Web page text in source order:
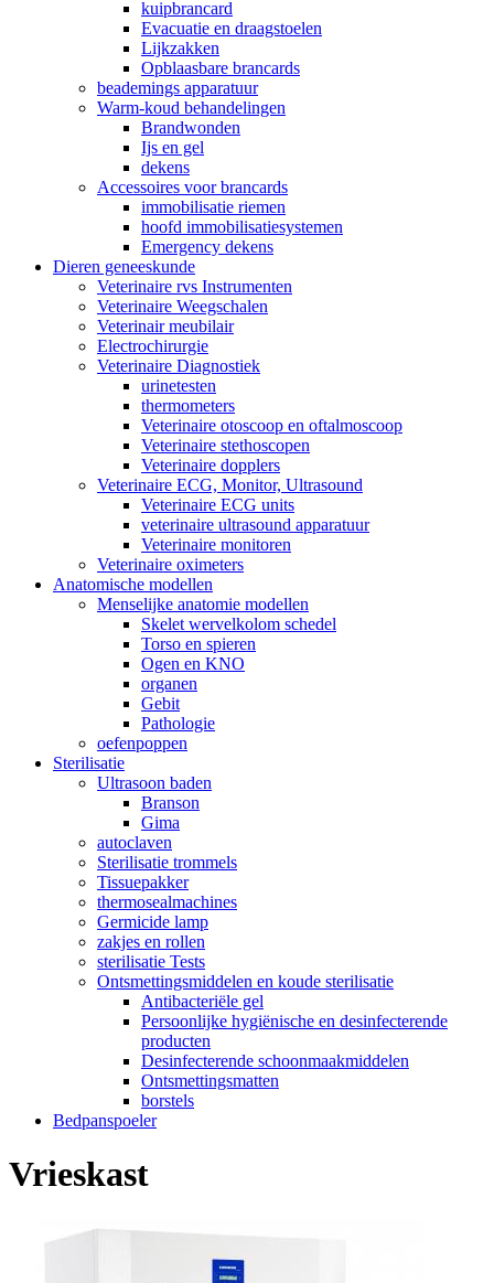
kuipbrancard
Evacuatie en draagstoelen
Lijkzakken
Opblaasbare brancards
beademings apparatuur
Warm-koud behandelingen
Brandwonden
Ijs en gel
dekens
Accessoires voor brancards
immobilisatie riemen
hoofd immobilisatiesystemen
Emergency dekens
Dieren geneeskunde
Veterinaire rvs Instrumenten
Veterinaire Weegschalen
Veterinair meubilair
Electrochirurgie
Veterinaire Diagnostiek
urinetesten
thermometers
Veterinaire otoscoop en oftalmoscoop
Veterinaire stethoscopen
Veterinaire dopplers
Veterinaire ECG, Monitor, Ultrasound
Veterinaire ECG units
veterinaire ultrasound apparatuur
Veterinaire monitoren
Veterinaire oximeters
Anatomische modellen
Menselijke anatomie modellen
Skelet wervelkolom schedel
Torso en spieren
Ogen en KNO
organen
Gebit
Pathologie
oefenpoppen
Sterilisatie
Ultrasoon baden
Branson
Gima
autoclaven
Sterilisatie trommels
Tissuepakker
thermosealmachines
Germicide lamp
zakjes en rollen
sterilisatie Tests
Ontsmettingsmiddelen en koude sterilisatie
Antibacteriële gel
Persoonlijke hygiënische en desinfecterende
producten
Desinfecterende schoonmaakmiddelen
Ontsmettingsmatten
borstels
Bedpanspoeler
Vrieskast